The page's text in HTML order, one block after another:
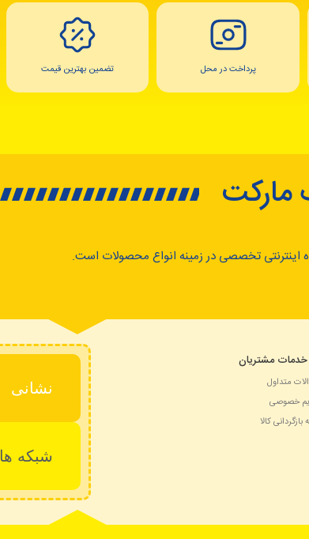
پرداخت در محل تضمین بهترین قیمت
مارکت
تخصصی در زمینه انواع محصولات است.
خدمات مشتریان
متداول
خصوصی
بازگردانی کالا
نشانی
شبکه ها